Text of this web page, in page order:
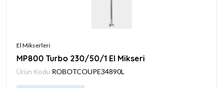
El Mikserleri
MP800 Turbo 230/50/1 El Mikseri
Ürün Kodu ROBOTCOUPE34890L